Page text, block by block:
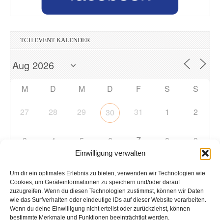
Einwilligung verwalten
Um dir ein optimales Erlebnis zu bieten, verwenden wir Technologien wie
Cookies, um Geräteinformationen zu speichern und/oder darauf
zuzugreifen. Wenn du diesen Technologien zustimmst, können wir Daten
wie das Surfverhalten oder eindeutige IDs auf dieser Website verarbeiten.
Wenn du deine Einwilligung nicht erteilst oder zurückziehst, können
bestimmte Merkmale und Funktionen beeinträchtigt werden.
TCH EVENT KALENDER
M D M D F S S
27 28 29 30 31 1 2
3 4 5 6 7 8 9
10 11 12 13 14 15
17 18 19 20 21 22 23